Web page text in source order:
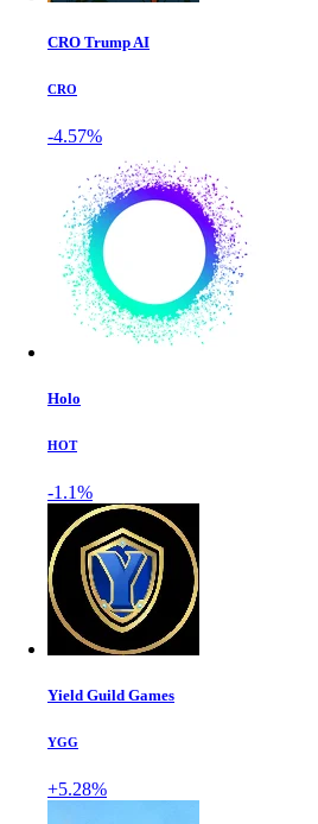
CRO Trump AI
CRO
-4.57%
Holo
HOT
-1.1%
Yield Guild Games
YGG
+5.28%